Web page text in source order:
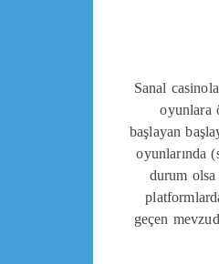
Sanal
oyunlara
başlayan
oyunlarında
durum
geçen